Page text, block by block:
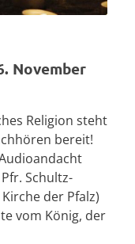
November
Religion steht
bereit!
Schultz-
der Pfalz)
vom König, der